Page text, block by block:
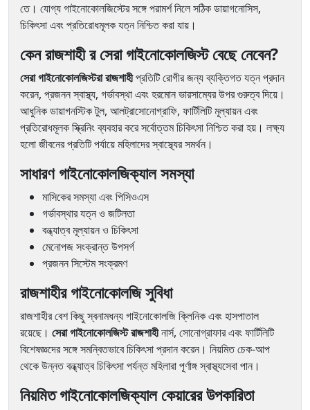
তে। যোগ্য গাইনোকোলজিস্টের সঙ্গে পরামর্শ নিলে সঠিক ডায়াগনোসিস,
চিকিৎসা এবং প্রতিরোধমূলক যত্ন নিশ্চিত করা যায়।
কেন রাজশাহী র সেরা গাইনোকোলজিস্ট বেছে নেবেন?
সেরা গাইনোকোলজিস্টরা রাজশাহীপ্রতিটি রোগীর জন্য ব্যক্তিগত যত্ন প্রদান
করেন, প্রজনন স্বাস্থ্য, গর্ভাবস্থা এবং হরমোন ভারসাম্যের উপর গুরুত্ব দিয়ে।
আধুনিক ডায়াগনস্টিক টুল, আলট্রাসোনোগ্রাফি, ফার্টিলিটি মূল্যায়ন এবং
প্রতিরোধমূলক স্ক্রিনিং ব্যবহার করে সর্বোত্তম চিকিৎসা নিশ্চিত করা হয়। লক্ষ্য
হলো জীবনের প্রতিটি পর্যায়ে মহিলাদের স্বাস্থ্যের সমর্থন।
সাধারণ গাইনোকোলজিক্যাল সমস্যা
মাসিকের সমস্যা এবং পিসিওএস
গর্ভাবস্থার যত্ন ও জটিলতা
বন্ধ্যাত্ব মূল্যায়ন ও চিকিৎসা
মেনোপজ সংক্রান্ত উপসর্গ
প্রজনন সিস্টেম সংক্রমণ
রাজশাহীর গাইনোকোলজি সুবিধা
রাজশাহীর বেশ কিছু স্বনামধন্য গাইনোকোলজি ক্লিনিক এবং হাসপাতাল
রয়েছে। সেরা গাইনোকোলজিস্ট রাজশাহীনার্স, সোনোগ্রাফার এবং ফার্টিলিটি
বিশেষজ্ঞদের সঙ্গে সমন্বিতভাবে চিকিৎসা প্রদান করেন। নিয়মিত চেক-আপ
থেকে উন্নত বন্ধ্যাত্ব চিকিৎসা পর্যন্ত মহিলারা পূর্ণাঙ্গ স্বাস্থ্যসেবা পান।
নিয়মিত গাইনোকোলজিক্যাল কেয়ারের উপকারিতা